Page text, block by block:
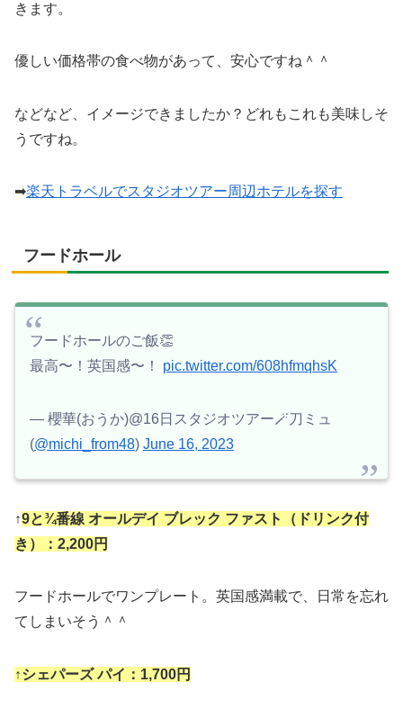
きます。
優しい価格帯の食べ物があって、安心ですね＾＾
などなど、イメージできましたか？どれもこれも美味しそ
うですね。
➡楽天トラベルでスタジオツアー周辺ホテルを探す
フードホール
フードホールのご飯👏
最高〜！英国感〜！ pic.twitter.com/608hfmqhsK
— 櫻華(おうか)@16日スタジオツアー🪄刀ミュ
(@michi_from48) June 16, 2023
↑9と¾番線 オールデイ ブレック ファスト（ドリンク付
き）：2,200円
フードホールでワンプレート。英国感満載で、日常を忘れ
てしまいそう＾＾
↑シェパーズ パイ：1,700円